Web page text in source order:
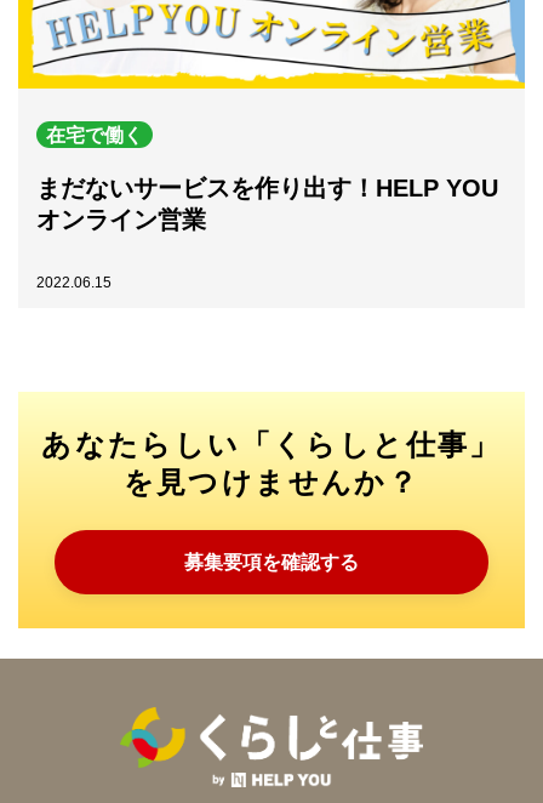
在宅で働く
まだないサービスを作り出す！HELP YOU
オンライン営業
2022.06.15
あなたらしい「くらしと仕事」
を見つけませんか？
募集要項を確認する